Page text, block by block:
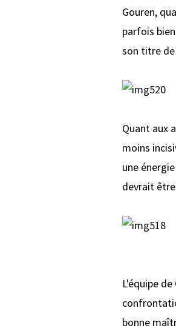
Gouren,
parfois
son titre
Quant aux
moins
une
devrait
L'équipe
bonne